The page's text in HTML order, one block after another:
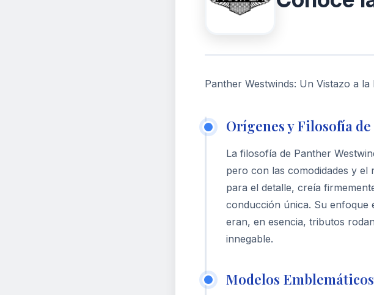
Panther Westwinds: Un Vistazo a
Orígenes y Filosofía
La filosofía de Panther
pero con las comodidades y
para el detalle, creía
conducción única. Su
eran, en esencia, tributos
innegable.
Modelos